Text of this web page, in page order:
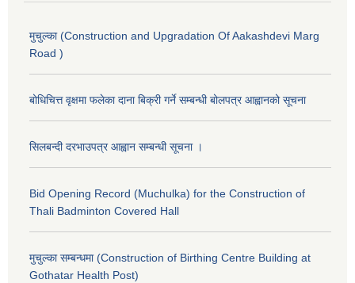
मुचुल्का (Construction and Upgradation Of Aakashdevi Marg
Road )
बोधिचित्त वृक्षमा फलेका दाना बिक्री गर्ने सम्बन्धी बोलपत्र आह्वानको सूचना
सिलबन्दी दरभाउपत्र आह्वान सम्बन्धी सूचना ।
Bid Opening Record (Muchulka) for the Construction of
Thali Badminton Covered Hall
मुचुल्का सम्बन्धमा (Construction of Birthing Centre Building at
Gothatar Health Post)